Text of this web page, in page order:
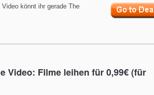
könnt ihr gerade The
Video: Filme leihen für 0,99€ (für